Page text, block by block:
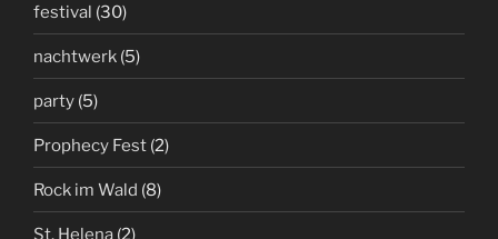
festival (30)
nachtwerk (5)
party (5)
Prophecy Fest (2)
Rock im Wald (8)
St. Helena (2)